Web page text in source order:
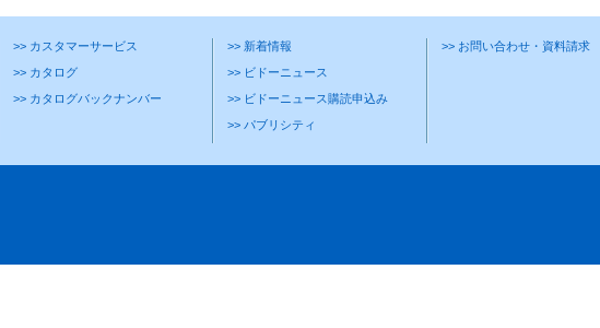
>> カスタマーサービス
>> カタログ
>> カタログバックナンバー
>> 新着情報
>> ビドーニュース
>> ビドーニュース購読申込み
>> パブリシティ
>> お問い合わせ・資料請求